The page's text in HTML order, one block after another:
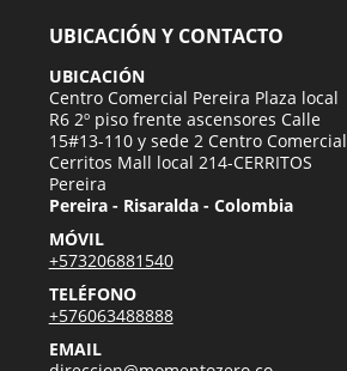
UBICACIÓN Y CONTACTO
UBICACIÓN
Centro Comercial Pereira Plaza local
R6 2º piso frente ascensores Calle
15#13-110 y sede 2 Centro Comercial
Cerritos Mall local 214-CERRITOS
Pereira
Pereira - Risaralda - Colombia
MÓVIL
+573206881540
TELÉFONO
+576063488888
EMAIL